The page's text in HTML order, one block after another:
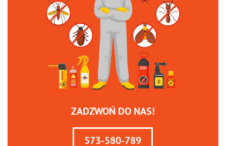
ZADZWOŃ DO NAS!
573-580-789